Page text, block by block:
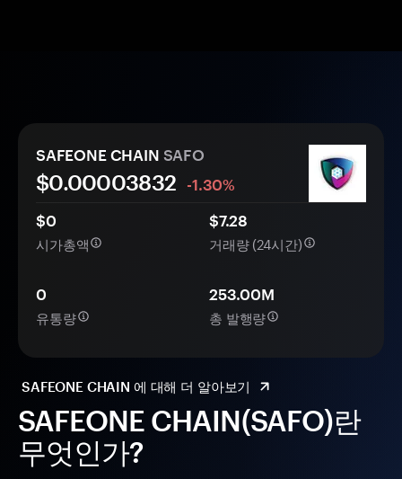
SAFEONE CHAIN(SAFO)란
무엇인가?
SAFEONE CHAIN SAFO
$0.00003832
-1.30%
$0
시가총액
$7.28
거래량 (24시간)
0
유통량
253.00M
총 발행량
SAFEONE CHAIN 에 대해 더 알아보기